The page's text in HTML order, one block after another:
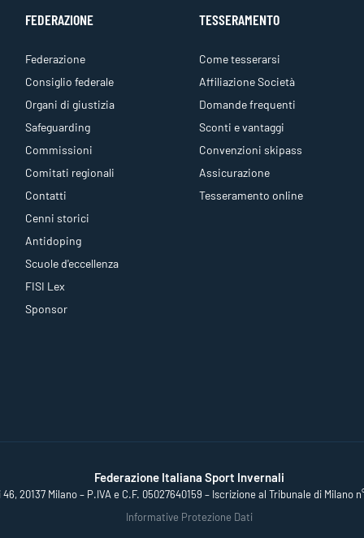
FEDERAZIONE
Federazione
Consiglio federale
Organi di giustizia
Safeguarding
Commissioni
Comitati regionali
Contatti
Cenni storici
Antidoping
Scuole d'eccellenza
FISI Lex
Sponsor
TESSERAMENTO
Come tesserarsi
Affiliazione Società
Domande frequenti
Sconti e vantaggi
Convenzioni skipass
Assicurazione
Tesseramento online
Federazione Italiana Sport Invernali
20137 Milano – P.IVA e C.F. 05027640159 – Iscrizione al Tribunale di Milano
Informative Protezione Dati